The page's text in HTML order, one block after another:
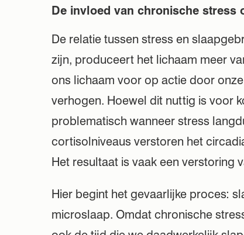
De invloed van chronische stress
De relatie tussen stress en
zijn, produceert het lichaam meer
ons lichaam voor op actie door
verhogen. Hoewel dit nuttig is voor
problematisch wanneer stress
cortisolniveaus verstoren het
Het resultaat is vaak een verstoring
Hier begint het gevaarlijke proces:
microslaap. Omdat chronische